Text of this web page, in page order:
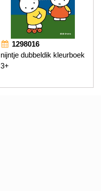
1298016
nijntje dubbeldik kleurboek
3+